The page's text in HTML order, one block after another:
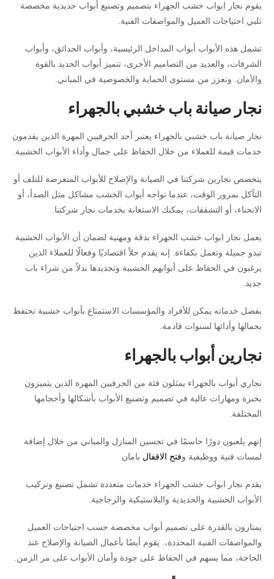
يقوم نجار ابواب خشب الجهراء بتصميم وتصنيع أبواب حديدية مخصصة
تلبي احتياجات العميل والمواصفات الفنية.
تشمل هذه الأبواب أبواب المداخل الرئيسية، وأبواب الحدائق، وأبواب
الشرفات، والعديد من التصاميم الأخرى، تتميز أبواب الحديد بالقوة
والأمان. وتعزز من مستوى الحماية والخصوصية في المباني.
نجار صيانة باب خشبي بالجهراء
نجار صيانة باب خشبي بالجهراء يعتبر أحد الحرفيين المهرة الذين يقدمون
خدمات قيمة للعملاء من خلال الحفاظ على جمال وأداء الأبواب الخشبية.
يتخصص نجارين شركتنا في الصيانة والإصلاح للأبواب المتعرضة للتلف أو
التآكل بمرور الوقت، عندما تواجه أبواب الخشب مشاكل مثل الصدأ، أو
الانحناء، أو التشققات، يمكنك الاستعانة بخدمات نجار شركتنا.
يعمل نجار ابواب خشب الجهراء بدقة ومهنية لضمان أن الأبواب الخشبية
تبدو جميلة وتعمل بكفاءة. إنه يقدم حلاً اقتصاديًا وفعالًا للعملاء الذين
يرغبون في الحفاظ على أبوابهم الخشبية وتجديدها بدلاً من شراء باب
جديد.
بفضل خدماته يمكن للأفراد والمؤسسات الاستمتاع بأبواب خشبية تحتفظ
بجمالها وأدائها لسنوات قادمة.
نجارين أبواب بالجهراء
نجاري أبواب بالجهراء يمثلون فئة من الحرفيين المهرة الذين يتميزون
بخبرة ومهارات عالية في تصميم وتصنيع الأبواب بأشكالها وأحجامها
المختلفة.
إنهم يلعبون دورًا حاسمًا في تحسين المنازل والمباني من خلال إضافة
لمسات فنية ووظيفية وفتح الاقفال بامان
يقدم نجار ابواب خشب الجهراء خدمات متعددة تشمل تصنيع وتركيب
الأبواب الخشبية والحديدية والبلاستيكية والزجاجية.
يمتازون بالقدرة على تصميم أبواب مخصصة حسب احتياجات العميل
والمواصفات الفنية المحددة،. يقوم أيضًا بأعمال الصيانة والإصلاح عند
الحاجة، مما يسهم في الحفاظ على جودة وأمان الأبواب على مر الزمن.